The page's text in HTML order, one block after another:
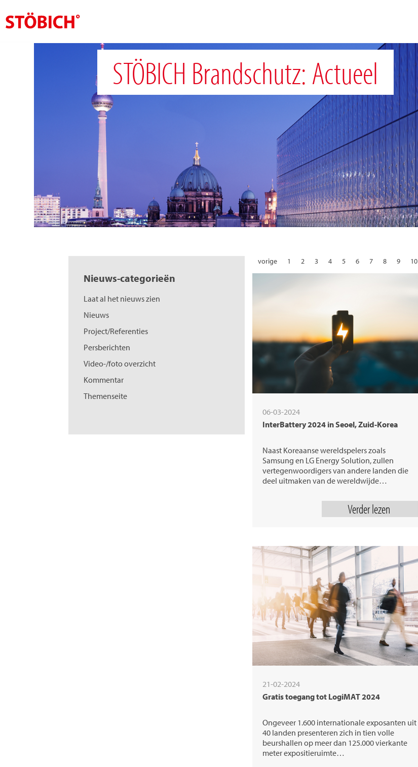
STÖBICH Brandschutz: Actueel
Nieuws-categorieën
Laat al het nieuws zien
Nieuws
Project/Referenties
Persberichten
Video-/foto overzicht
Kommentar
Themenseite
vorige 1 2 3 4 5 6 7 8 9 10
06-03-2024
InterBattery 2024 in Seoel, Zuid-Korea
Naast Koreaanse wereldspelers zoals
Samsung en LG Energy Solution, zullen
vertegenwoordigers van andere landen die
deel uitmaken van de wereldwijde…
Verder lezen
21-02-2024
Gratis toegang tot LogiMAT 2024
Ongeveer 1.600 internationale exposanten uit
40 landen presenteren zich in tien volle
beurshallen op meer dan 125.000 vierkante
meter expositieruimte…